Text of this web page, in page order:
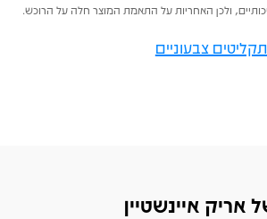
ולכן האחריות על התאמת המוצר חלה על הרוכש.
צבעוניים
אריק איינשטיין